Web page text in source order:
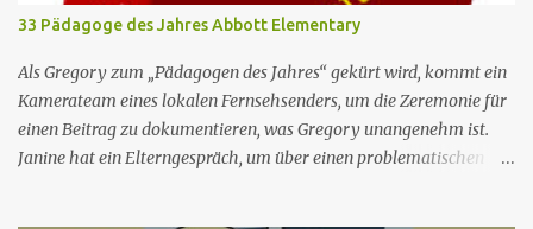
frisch verheiratete Ehepaar Paul Buchman, einen
Dokumentarfilmer, und Jamie Stemple Buchman, eine Spezialistin
für Öffentlichkeitsarbeit, die sich mit allen möglichen Dingen
beschäftigen, von humorvollen Kleinigkeiten des Alltags bis hin zu
großen...
33 Pädagoge des Jahres Abbott Elementary
Als Gregory zum „Pädagogen des Jahres“ gekürt wird, kommt ein
Kamerateam eines lokalen Fernsehsenders, um die Zeremonie für
einen Beitrag zu dokumentieren, was Gregory unangenehm ist.
Janine hat ein Elterngespräch, um über einen problematischen